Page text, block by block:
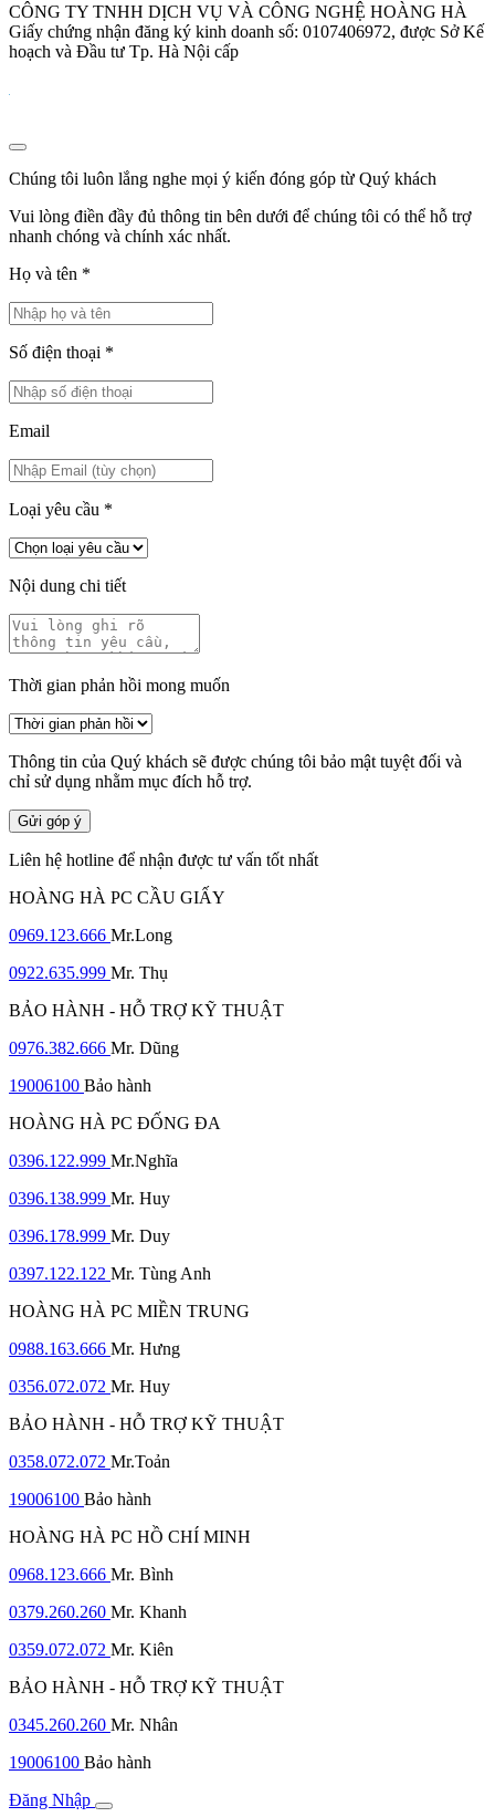
CÔNG TY TNHH DỊCH VỤ VÀ CÔNG NGHỆ HOÀNG HÀ
Giấy chứng nhận đăng ký kinh doanh số: 0107406972, được Sở Kế
hoạch và Đầu tư Tp. Hà Nội cấp
Chúng tôi luôn lắng nghe mọi ý kiến đóng góp từ Quý khách
Vui lòng điền đầy đủ thông tin bên dưới để chúng tôi có thể hỗ trợ
nhanh chóng và chính xác nhất.
Họ và tên *
Số điện thoại *
Email
Loại yêu cầu *
Nội dung chi tiết
Thời gian phản hồi mong muốn
Thông tin của Quý khách sẽ được chúng tôi bảo mật tuyệt đối và
chỉ sử dụng nhằm mục đích hỗ trợ.
Gửi góp ý
Liên hệ hotline để nhận được tư vấn tốt nhất
HOÀNG HÀ PC CẦU GIẤY
0969.123.666 Mr.Long
0922.635.999 Mr. Thụ
BẢO HÀNH - HỖ TRỢ KỸ THUẬT
0976.382.666 Mr. Dũng
19006100 Bảo hành
HOÀNG HÀ PC ĐỐNG ĐA
0396.122.999 Mr.Nghĩa
0396.138.999 Mr. Huy
0396.178.999 Mr. Duy
0397.122.122 Mr. Tùng Anh
HOÀNG HÀ PC MIỀN TRUNG
0988.163.666 Mr. Hưng
0356.072.072 Mr. Huy
BẢO HÀNH - HỖ TRỢ KỸ THUẬT
0358.072.072 Mr.Toản
19006100 Bảo hành
HOÀNG HÀ PC HỒ CHÍ MINH
0968.123.666 Mr. Bình
0379.260.260 Mr. Khanh
0359.072.072 Mr. Kiên
BẢO HÀNH - HỖ TRỢ KỸ THUẬT
0345.260.260 Mr. Nhân
19006100 Bảo hành
Đăng Nhập